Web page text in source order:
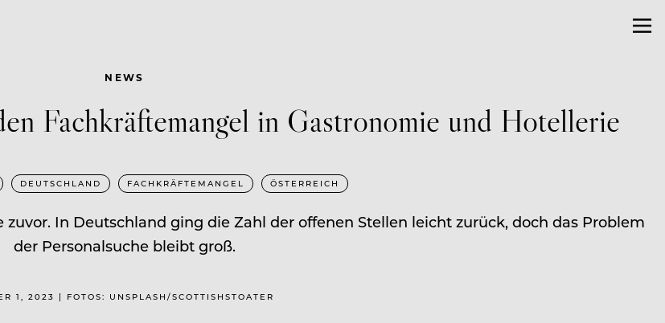
NEWS
Fachkräftemangel in Gastronomie und Hotellerie
DEUTSCHLAND FACHKRÄFTEMANGEL ÖSTERREICH
In Deutschland ging die Zahl der offenen Stellen leicht zurück, doch das Problem
der Personalsuche bleibt groß.
1, 2023 | FOTOS: UNSPLASH/SCOTTISHSTOATER